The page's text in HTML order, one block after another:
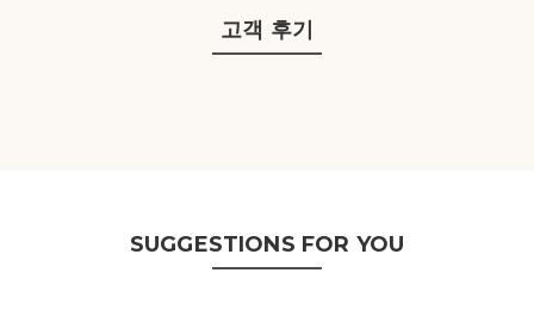
고객 후기
SUGGESTIONS FOR YOU